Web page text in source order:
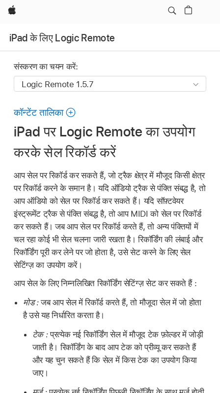
Apple
iPad के लिए Logic Remote
संस्करण का चयन करें:
कॉन्टेंट तालिका
iPad पर Logic Remote का उपयोग
करके सेल रिकॉर्ड करें
आप सेल पर रिकॉर्ड कर सकते हैं, जो ट्रैक क्षेत्र में मौजूद किसी क्षेत्र
पर रिकॉर्ड करने के समान है। यदि ऑडियो ट्रैक से पंक्ति संबद्ध है, तो
आप ऑडियो को सेल पर रिकॉर्ड कर सकते हैं। यदि सॉफ़्टवेयर
इंस्ट्रूमेंट ट्रैक से पंक्ति संबद्ध है, तो आप MIDI को सेल पर रिकॉर्ड
कर सकते हैं। जब आप सेल पर रिकॉर्ड करते हैं, तो अन्य पंक्तियों में
चल रहा कोई भी सेल चलना जारी रखता है। रिकॉर्डिंग की लंबाई और
रिकॉर्डिंग पूरी कर लेने पर जो होता है, उसे सेट करने के लिए सेल
सेटिंग्ज़ का उपयोग करें।
आप सेल के लिए निम्नलिखित रिकॉर्डिंग सेटिंग्ज़ सेट कर सकते हैं :
मोड :जब आप सेल में रिकॉर्ड करते हैं, तो मौजूदा सेल में जो होता
है उसे यह निर्धारित करता है।
टेक :प्रत्येक नई रिकॉर्डिंग सेल में मौजूद टेक फ़ोल्डर में जोड़ी
जाती है। रिकॉर्डिंग के बाद आप टेक को प्रीव्यू कर सकते हैं
और यह चुन सकते हैं कि सेल में किस टेक का उपयोग किया
जाए।